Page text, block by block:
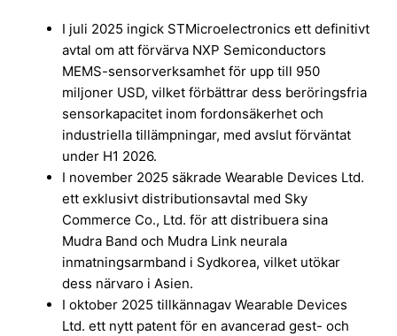
I juli 2025 ingick STMicroelectronics ett definitivt
avtal om att förvärva NXP Semiconductors
MEMS-sensorverksamhet för upp till 950
miljoner USD, vilket förbättrar dess beröringsfria
sensorkapacitet inom fordonsäkerhet och
industriella tillämpningar, med avslut förväntat
under H1 2026.​
I november 2025 säkrade Wearable Devices Ltd.
ett exklusivt distributionsavtal med Sky
Commerce Co., Ltd. för att distribuera sina
Mudra Band och Mudra Link neurala
inmatningsarmband i Sydkorea, vilket utökar
dess närvaro i Asien.
I oktober 2025 tillkännagav Wearable Devices
Ltd. ett nytt patent för en avancerad gest- och